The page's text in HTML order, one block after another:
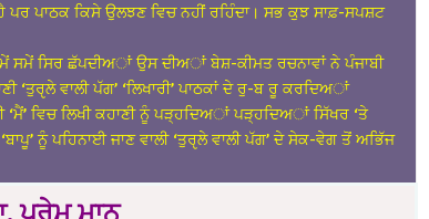
ਪਰ ਪਾਠਕ ਕਿਸੇ ਉਲਝਣ ਵਿਚ ਨਹੀਂ ਰਹਿੰਦਾ। ਸਭ ਕੁਝ ਸਾਫ਼-ਸਪਸ਼ਟ
ਸਮੇਂ ਸਿਰ ਛੱਪਦੀਅਾਂ ਉਸ ਦੀਅਾਂ ਬੇਸ਼-ਕੀਮਤ ਰਚਨਾਵਾਂ ਨੇ ਪੰਜਾਬੀ
ਵਾਲੀ ਪੱਗ’ ‘ਲਿਖਾਰੀ’ ਪਾਠਕਾਂ ਦੇ ਰੁ-ਬ ਰੂ ਕਰਦਿਅਾਂ
ਵਿਚ ਲਿਖੀ ਕਹਾਣੀ ਨੂੰ ਪੜ੍ਹਦਿਅਾਂ ਪੜ੍ਹਦਿਅਾਂ ਸਿੱਖਰ ‘ਤੇ
ਨੂੰ ਪਹਿਨਾਈ ਜਾਣ ਵਾਲੀ ‘ਤੁਰੵਲੇ ਵਾਲੀ ਪੱਗ’ ਦੇ ਸੇਕ-ਵੇਗ ਤੋਂ ਅਭਿੱਜ
ਪ੍ਰੇਮ ਮਾਨ